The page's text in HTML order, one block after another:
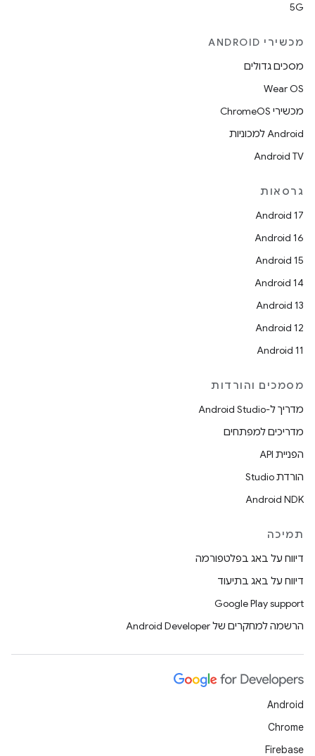
5G
מכשירי ANDROID
מסכים גדולים
Wear OS
מכשירי ChromeOS
Android למכוניות
Android TV
גרסאות
Android 17
Android 16
Android 15
Android 14
Android 13
Android 12
Android 11
מסמכים והורדות
מדריך ל-Android Studio
מדריכים למפתחים
הפניית API
הורדת Studio
Android NDK
תמיכה
דיווח על באג בפלטפורמה
דיווח על באג בתיעוד
Google Play support
הרשמה למחקרים של Android Developer
Android
Chrome
Firebase